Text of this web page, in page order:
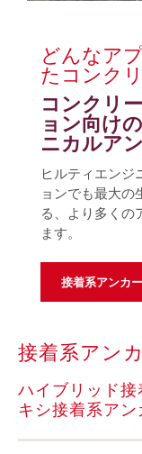
どんなア
たコンク
コンクリ
ョン向け
ニカルア
ヒルティエンジ
ョンでも最大の
る、より多くの
ます。
接着系アンカ
接着系アン
ハイブリッド
キシ接着系ア